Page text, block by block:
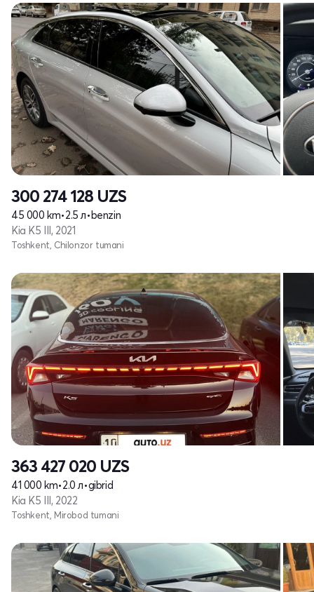
300 274 128 UZS
45 000 km•2.5 л•benzin
Kia K5 III, 2021
Toshkent, Chilonzor tumani
363 427 020 UZS
41 000 km•2.0 л•gibrid
Kia K5 III, 2022
Toshkent, Mirobod tumani